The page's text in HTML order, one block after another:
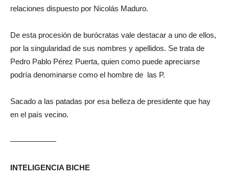
relaciones dispuesto por Nicolás Maduro.
De esta procesión de burócratas vale destacar a uno de ellos,
por la singularidad de sus nombres y apellidos. Se trata de
Pedro Pablo Pérez Puerta, quien como puede apreciarse
podría denominarse como el hombre de las P.
Sacado a las patadas por esa belleza de presidente que hay
en el país vecino.
——————
INTELIGENCIA BICHE